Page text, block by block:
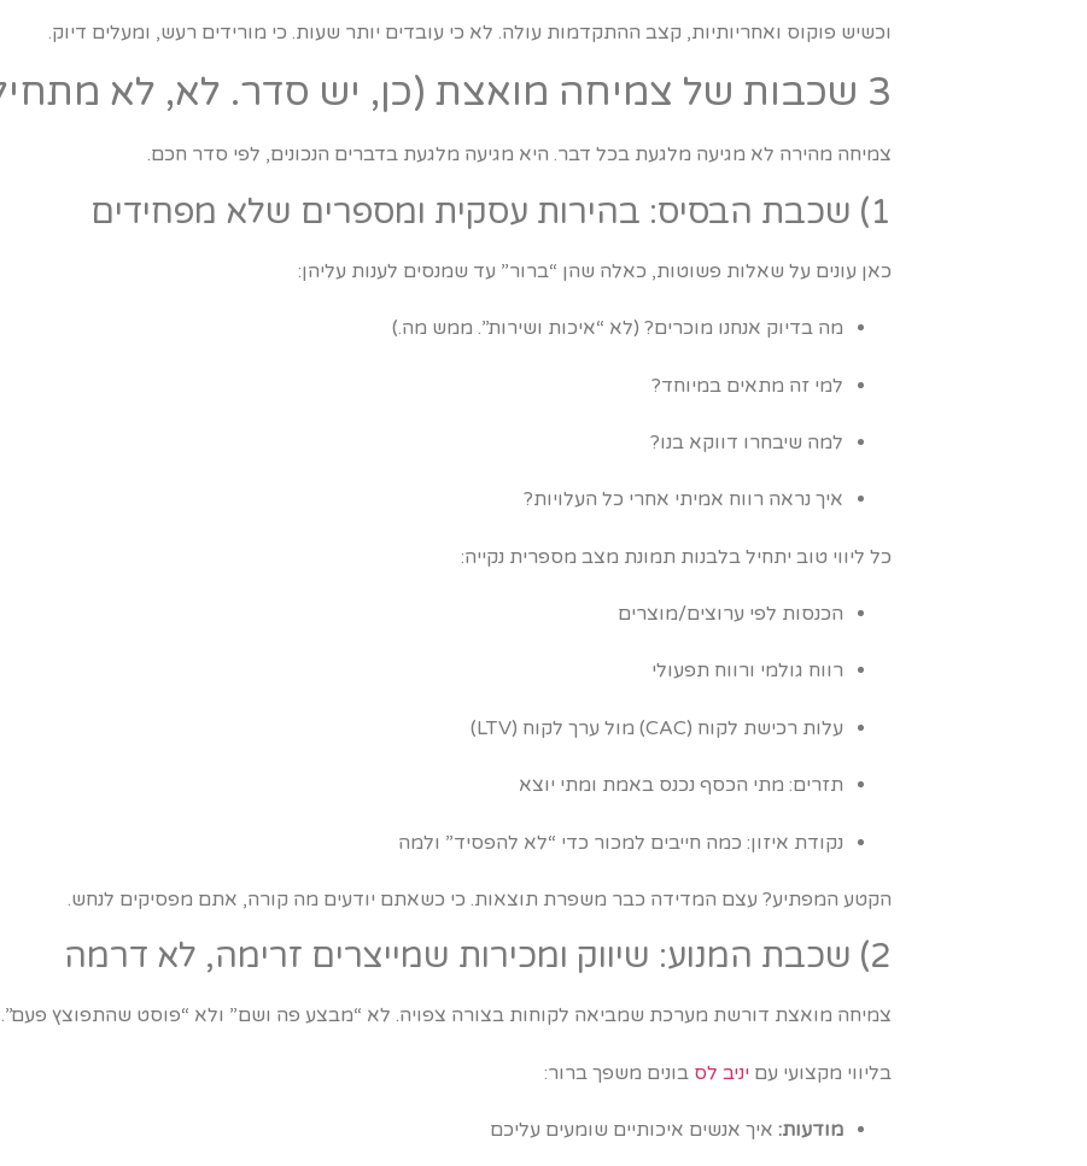
וכשיש פוקוס ואחריותיות, קצב ההתקדמות עולה. לא כי עובדים יותר שעות. כי מורידים רעש, ומעלים דיוק.
3 שכבות של צמיחה מואצת (כן, יש סדר. לא, לא מתחילים מהלוגו)
צמיחה מהירה לא מגיעה מלגעת בכל דבר. היא מגיעה מלגעת בדברים הנכונים, לפי סדר חכם.
1) שכבת הבסיס: בהירות עסקית ומספרים שלא מפחידים
כאן עונים על שאלות פשוטות, כאלה שהן “ברור” עד שמנסים לענות עליהן:
מה בדיוק אנחנו מוכרים? (לא “איכות ושירות”. ממש מה.)
למי זה מתאים במיוחד?
למה שיבחרו דווקא בנו?
איך נראה רווח אמיתי אחרי כל העלויות?
כל ליווי טוב יתחיל בלבנות תמונת מצב מספרית נקייה:
הכנסות לפי ערוצים/מוצרים
רווח גולמי ורווח תפעולי
עלות רכישת לקוח (CAC) מול ערך לקוח (LTV)
תזרים: מתי הכסף נכנס באמת ומתי יוצא
נקודת איזון: כמה חייבים למכור כדי “לא להפסיד” ולמה
הקטע המפתיע? עצם המדידה כבר משפרת תוצאות. כי כשאתם יודעים מה קורה, אתם מפסיקים לנחש.
2) שכבת המנוע: שיווק ומכירות שמייצרים זרימה, לא דרמה
צמיחה מואצת דורשת מערכת שמביאה לקוחות בצורה צפויה. לא “מבצע פה ושם” ולא “פוסט שהתפוצץ פעם”.
בליווי מקצועי עם יניב לס בונים משפך ברור:
מודעות: איך אנשים איכותיים שומעים עליכם